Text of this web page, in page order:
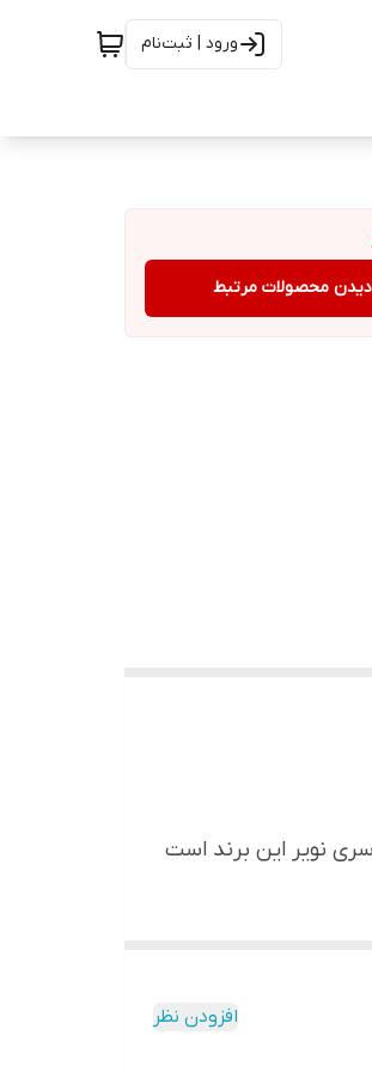
ورود | ثبت‌نام
دیدن محصولات مرتبط
سری نویر این برند است
چوب صندل همافزودن نظر